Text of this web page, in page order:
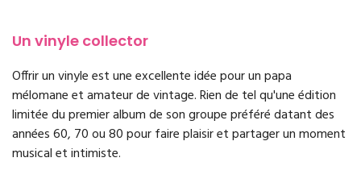
Un vinyle collector
Offrir un vinyle est une excellente idée pour un papa
mélomane et amateur de vintage. Rien de tel qu'une édition
limitée du premier album de son groupe préféré datant des
années 60, 70 ou 80 pour faire plaisir et partager un moment
musical et intimiste.